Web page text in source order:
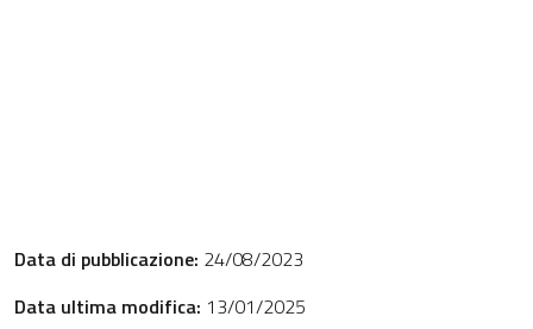
Data di pubblicazione: 24/08/2023
Data ultima modifica: 13/01/2025